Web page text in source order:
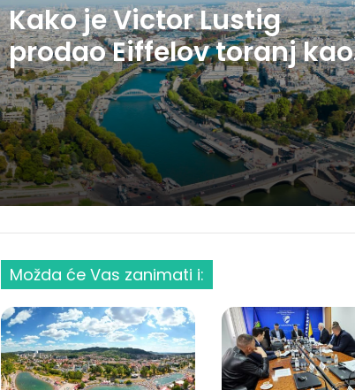
Kako je Victor Lustig
prodao Eiffelov toranj kao
staro željezo
Možda će Vas zanimati i: